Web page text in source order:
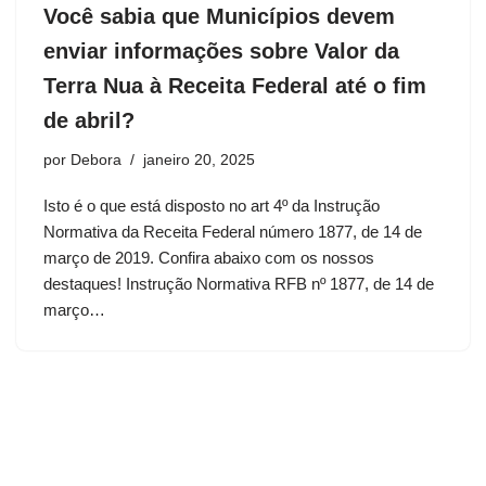
Você sabia que Municípios devem
enviar informações sobre Valor da
Terra Nua à Receita Federal até o fim
de abril?
por Debora janeiro 20, 2025
Isto é o que está disposto no art 4º da Instrução
Normativa da Receita Federal número 1877, de 14 de
março de 2019. Confira abaixo com os nossos
destaques! Instrução Normativa RFB nº 1877, de 14 de
março…